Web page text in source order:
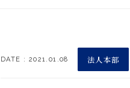
DATE : 2021.01.08 法人本部